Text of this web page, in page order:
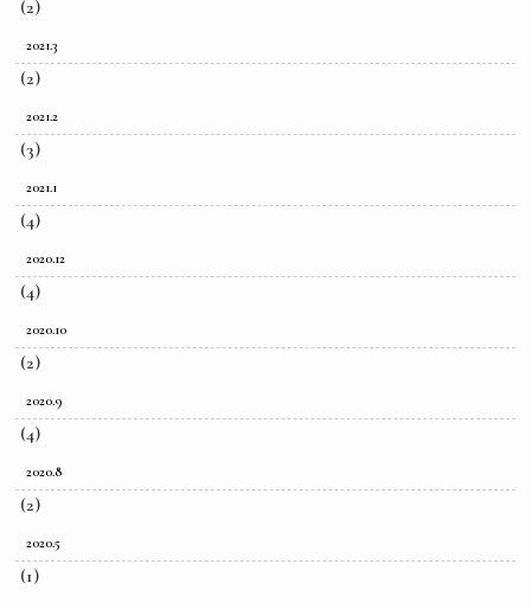
(2)
2021.3
(2)
2021.2
(3)
2021.1
(4)
2020.12
(4)
2020.10
(2)
2020.9
(4)
2020.8
(2)
2020.5
(1)